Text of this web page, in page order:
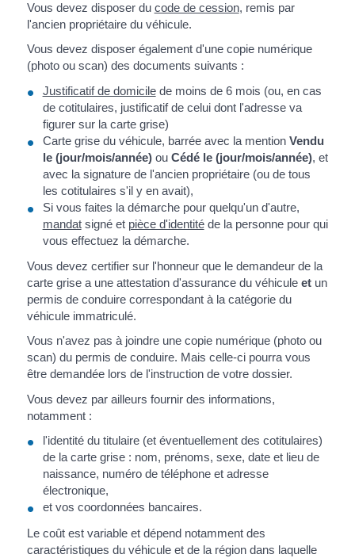
Vous devez disposer du code de cession, remis par
l'ancien propriétaire du véhicule.
Vous devez disposer également d'une copie numérique
(photo ou scan) des documents suivants :
Justificatif de domicilede moins de 6 mois (ou, en cas
de cotitulaires, justificatif de celui dont l'adresse va
figurer sur la carte grise)
Carte grise du véhicule, barrée avec la mention Vendu
le (jour/mois/année)ou Cédé le (jour/mois/année), et
avec la signature de l'ancien propriétaire (ou de tous
les cotitulaires s'il y en avait),
Si vous faites la démarche pour quelqu'un d'autre,
mandatsigné et pièce d'identitéde la personne pour qui
vous effectuez la démarche.
Vous devez certifier sur l'honneur que le demandeur de la
carte grise a une attestation d'assurance du véhicule etun
permis de conduire correspondant à la catégorie du
véhicule immatriculé.
Vous n'avez pas à joindre une copie numérique (photo ou
scan) du permis de conduire. Mais celle-ci pourra vous
être demandée lors de l'instruction de votre dossier.
Vous devez par ailleurs fournir des informations,
notamment :
l'identité du titulaire (et éventuellement des cotitulaires)
de la carte grise : nom, prénoms, sexe, date et lieu de
naissance, numéro de téléphone et adresse
électronique,
et vos coordonnées bancaires.
Le coût est variable et dépend notamment des
caractéristiques du véhicule et de la région dans laquelle